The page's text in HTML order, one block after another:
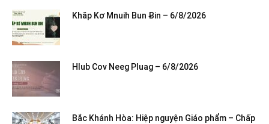
Khăp Kơ Mnuih Bun Ƀin – 6/8/2026
Hlub Cov Neeg Pluag – 6/8/2026
Bắc Khánh Hòa: Hiệp nguyện Giáo phẩm – Chấp